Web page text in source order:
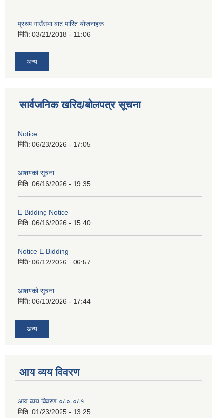
प्रथम गाउँसभा बाट पारित याेजनाहरू
मिति: 03/21/2018 - 11:06
अन्य
सार्वजनिक खरिद/बोलपत्र सूचना
Notice
मिति: 06/23/2026 - 17:05
आशयको सूचना
मिति: 06/16/2026 - 19:35
E Bidding Notice
मिति: 06/16/2026 - 15:40
Notice E-Bidding
मिति: 06/12/2026 - 06:57
आशयको सूचना
मिति: 06/10/2026 - 17:44
अन्य
आय व्यय विवरण
आय व्यय विवरण ०८०-०८१
मिति: 01/23/2025 - 13:25